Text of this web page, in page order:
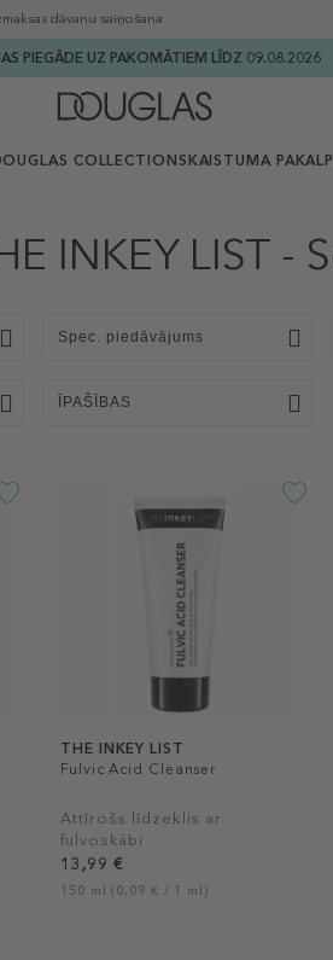
dāvanu saiņošana
PIEGĀDE UZ PAKOMĀTIEM LĪDZ 09.08.2026
COLLECTION SKAISTUMA
INKEY LIST -
Spec. piedāvājums
ĪPAŠĪBAS
THE INKEY LIST
Fulvic Acid Cleanser
Attīrošs līdzeklis ar
fulvoskābi
13,99 €
150 ml (0,09 € / 1 ml)